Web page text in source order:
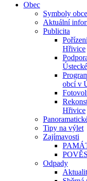
Obec
Symboly obce
Aktuální
Publicita
Hřivice
obcí v
Hřivice
Tipy na výlet
Zajímavosti
Odpady